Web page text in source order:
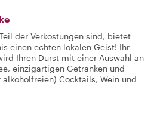
der Verkostungen sind, bietet
einen echten lokalen Geist! Ihr
Ihren Durst mit einer Auswahl an
einzigartigen Getränken und
Cocktails, Wein und